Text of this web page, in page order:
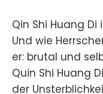
Qin Shi Huang
Und wie
er: brutal und
Quin Shi Huang
der